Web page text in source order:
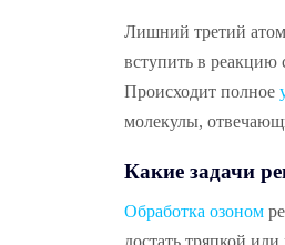
Лишний третий атом
вступить в реакцию
Происходит полное
молекулы,
Какие задачи
Обработка озоном